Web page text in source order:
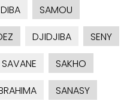
DIBA
SAMOU
DJIDJIBA
SENY
SAVANE
SAKHO
SANASY